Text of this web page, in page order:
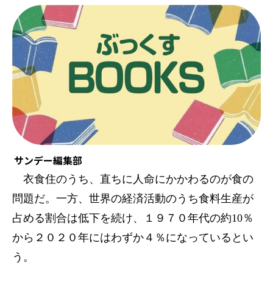
サンデー編集部
衣食住のうち、直ちに人命にかかわるのが食の
問題だ。一方、世界の経済活動のうち食料生産が
占める割合は低下を続け、１９７０年代の約10％
から２０２０年にはわずか４％になっているとい
う。